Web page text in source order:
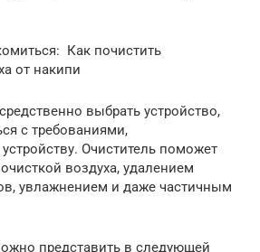
Как почистить
от накипи
выбрать устройство,
с требованиями,
Очиститель поможет
воздуха, удалением
увлажнением и даже частичным
представить в следующей